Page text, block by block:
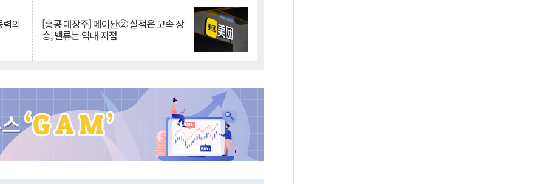
의 [홍콩 대장주] 메이퇀② 실적은 고속 상
승, 밸류는 역대 저점